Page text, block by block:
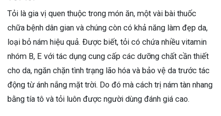
Tỏi là gia vị quen thuộc trong món ăn, một vài bài thuốc
chữa bệnh dân gian và chúng còn có khả năng làm đẹp da,
loại bỏ nám hiệu quả. Được biết, tỏi có chứa nhiều vitamin
nhóm B, E với tác dụng cung cấp các dưỡng chất cần thiết
cho da, ngăn chặn tình trạng lão hóa và bảo vệ da trước tác
động từ ánh nắng mặt trời. Do đó mà cách trị nám tàn nhang
bằng tía tô và tỏi luôn được người dùng đánh giá cao.